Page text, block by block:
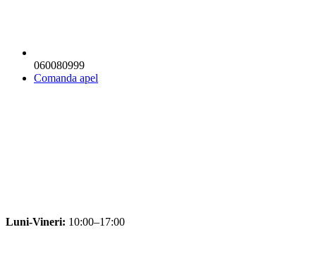
060080999
Comanda apel
Luni-Vineri: 10:00–17:00